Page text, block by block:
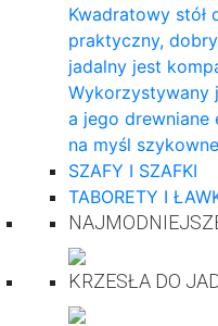
Kwadratowy stół
praktyczny,
jadalny jest
Wykorzystywany
a jego drewniane
na myśl
SZAFY I SZAFKI
TABORETY I
KRZESŁA DO